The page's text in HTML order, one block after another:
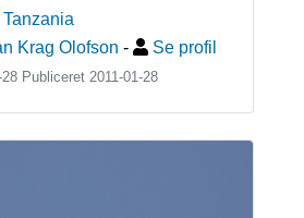
Tanzania
Krag Olofson - Se profil
28 Publiceret 2011-01-28